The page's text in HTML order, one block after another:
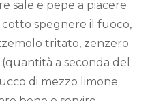
sale e pepe a piacere
cotto spegnere il fuoco,
tritato, zenzero
a seconda del
di mezzo limone